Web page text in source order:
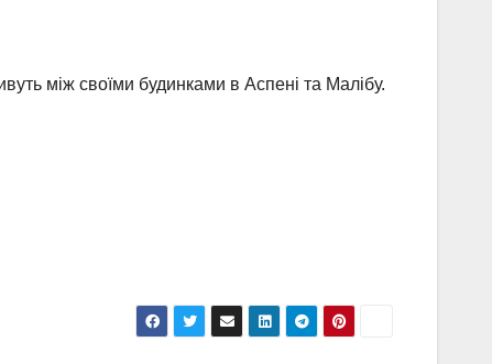
між своїми будинками в Аспені та Малібу.